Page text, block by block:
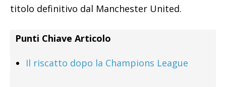
titolo definitivo dal Manchester United.
Punti Chiave Articolo
Il riscatto dopo la Champions League